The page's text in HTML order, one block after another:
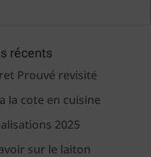
récents
Prouvé revisité
la cote en cuisine
2025
sur le laiton